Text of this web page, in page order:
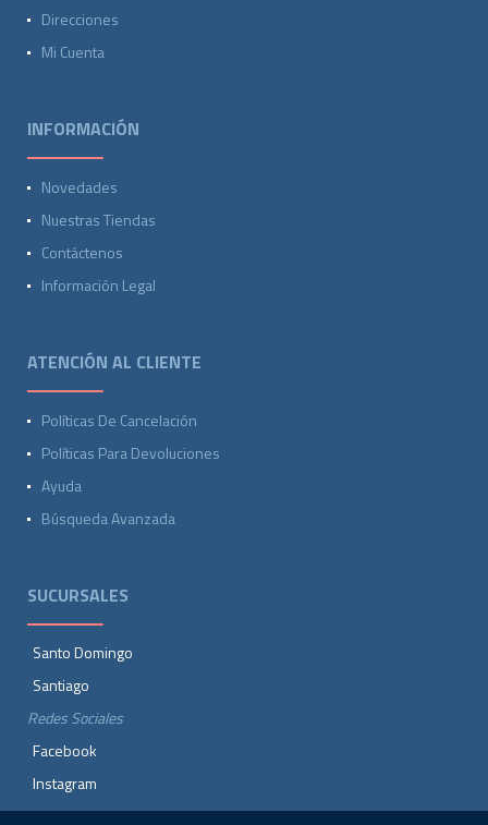
Direcciones
Mi Cuenta
INFORMACIÓN
Novedades
Nuestras Tiendas
Contáctenos
Información Legal
ATENCIÓN AL CLIENTE
Políticas De Cancelación
Políticas Para Devoluciones
Ayuda
Búsqueda Avanzada
SUCURSALES
Santo Domingo
Santiago
Redes Sociales
Facebook
Instagram